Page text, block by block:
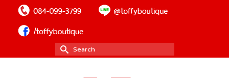
Search
for: